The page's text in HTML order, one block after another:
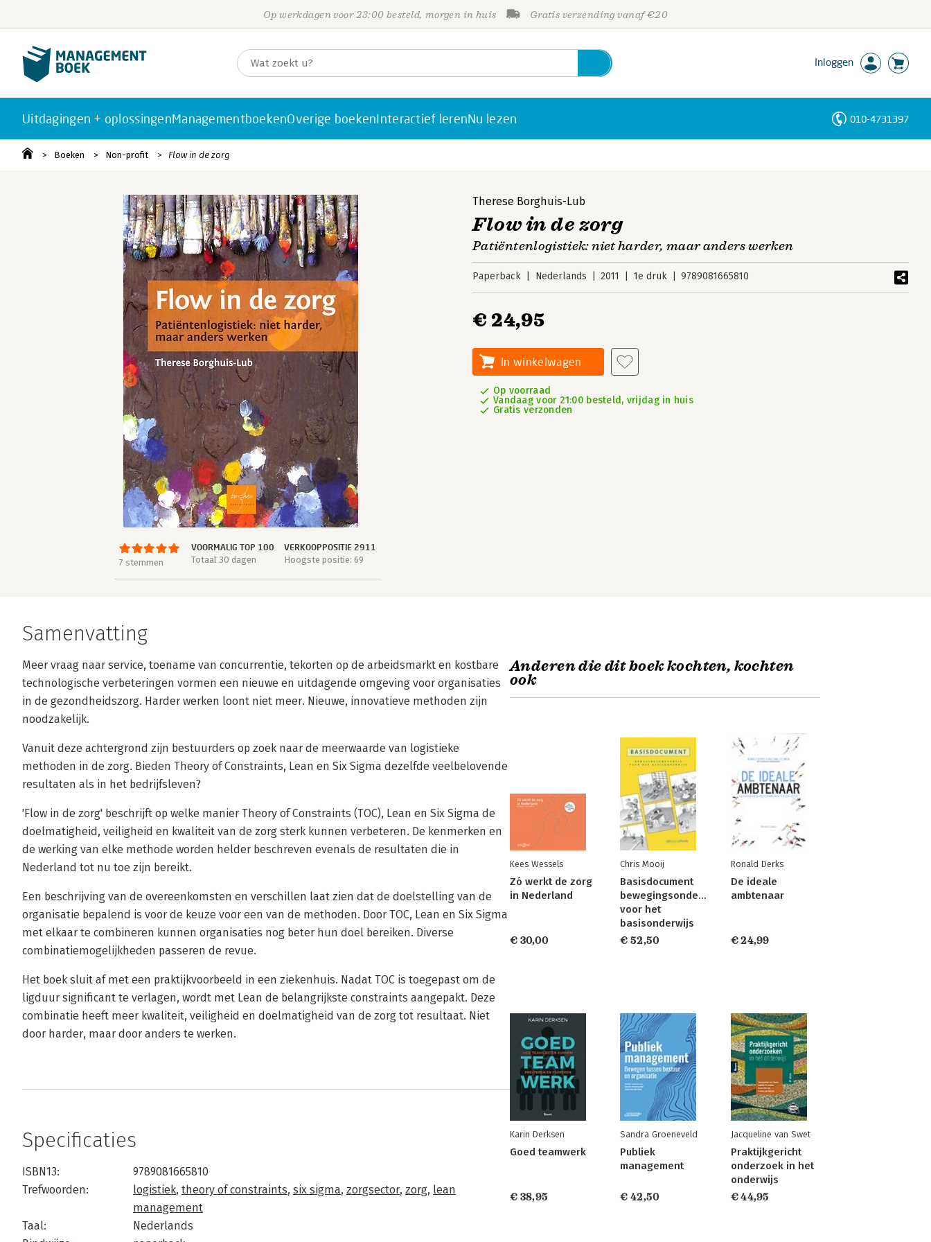
Op werkdagen voor 23:00 besteld, morgen in huis Gratis verzending vanaf €20
Inloggen
Uitdagingen + oplossingenManagementboekenOverige boekenInteractief lerenNu lezen 010-4731397
Boeken Non-profit Flow in de zorg
7 stemmen
VOORMALIG TOP 100
Totaal 30 dagen
VERKOOPPOSITIE 2911
Hoogste positie: 69
Therese Borghuis-Lub
Flow in de zorg
Patiëntenlogistiek: niet harder, maar anders werken
Paperback Nederlands 2011 1e druk 9789081665810
€ 24,95
In winkelwagen
Op voorraad
Vandaag voor 21:00 besteld, vrijdag in huis
Gratis verzonden
Samenvatting
Meer vraag naar service, toename van concurrentie, tekorten op de arbeidsmarkt en kostbare
technologische verbeteringen vormen een nieuwe en uitdagende omgeving voor organisaties
in de gezondheidszorg. Harder werken loont niet meer. Nieuwe, innovatieve methoden zijn
noodzakelijk.
Vanuit deze achtergrond zijn bestuurders op zoek naar de meerwaarde van logistieke
methoden in de zorg. Bieden Theory of Constraints, Lean en Six Sigma dezelfde veelbelovende
resultaten als in het bedrijfsleven?
'Flow in de zorg' beschrijft op welke manier Theory of Constraints (TOC), Lean en Six Sigma de
doelmatigheid, veiligheid en kwaliteit van de zorg sterk kunnen verbeteren. De kenmerken en
de werking van elke methode worden helder beschreven evenals de resultaten die in
Nederland tot nu toe zijn bereikt.
Een beschrijving van de overeenkomsten en verschillen laat zien dat de doelstelling van de
organisatie bepalend is voor de keuze voor een van de methoden. Door TOC, Lean en Six Sigma
met elkaar te combineren kunnen organisaties nog beter hun doel bereiken. Diverse
combinatiemogelijkheden passeren de revue.
Het boek sluit af met een praktijkvoorbeeld in een ziekenhuis. Nadat TOC is toegepast om de
ligduur significant te verlagen, wordt met Lean de belangrijkste constraints aangepakt. Deze
combinatie heeft meer kwaliteit, veiligheid en doelmatigheid van de zorg tot resultaat. Niet
door harder, maar door anders te werken.
Specificaties
ISBN13:
9789081665810
Trefwoorden:
logistiek, theory of constraints, six sigma, zorgsector, zorg, lean
management
Taal:
Nederlands
Anderen die dit boek kochten, kochten
ook
Kees Wessels
Zó werkt de zorg
in Nederland
€ 30,00
Chris Mooij
Basisdocument
bewegingsonderwijs
voor het
basisonderwijs
€ 52,50
Ronald Derks
De ideale
ambtenaar
€ 24,99
Karin Derksen
Goed teamwerk
€ 38,95
Sandra Groeneveld
Publiek
management
€ 42,50
Jacqueline van Swet
Praktijkgericht
onderzoek in het
onderwijs
€ 44,95
Personen